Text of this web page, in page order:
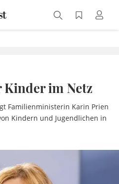
im Netz
Familienministerin Karin Prien
Kindern und Jugendlichen in